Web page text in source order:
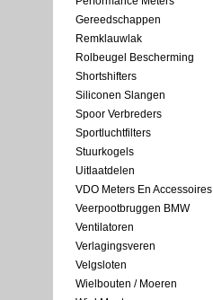
Gereedschappen
Remklauwlak
Rolbeugel Bescherming
Shortshifters
Siliconen Slangen
Spoor Verbreders
Sportluchtfilters
Stuurkogels
Uitlaatdelen
VDO Meters En Accessoires
Veerpootbruggen BMW
Ventilatoren
Verlagingsveren
Velgsloten
Wielbouten / Moeren